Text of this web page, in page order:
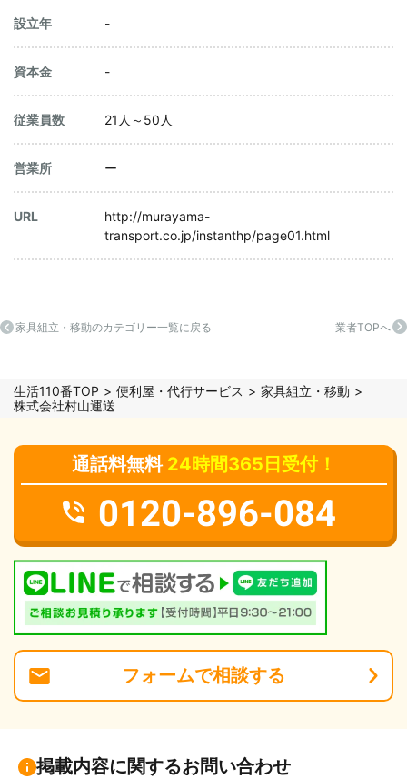
資本金 -
従業員数 21人～50人
営業所 ー
URL
http://murayama-
transport.co.jp/instanthp/page01.html
設立年 -
家具組立・移動のカテゴリー一覧に戻る 業者TOPへ
生活110番TOP 便利屋・代行サービス
家具組立・移動
株式会社村山運送
通話料無料 24時間365日受付！
0120-896-084
フォームで相談する
掲載内容に関するお問い合わせ